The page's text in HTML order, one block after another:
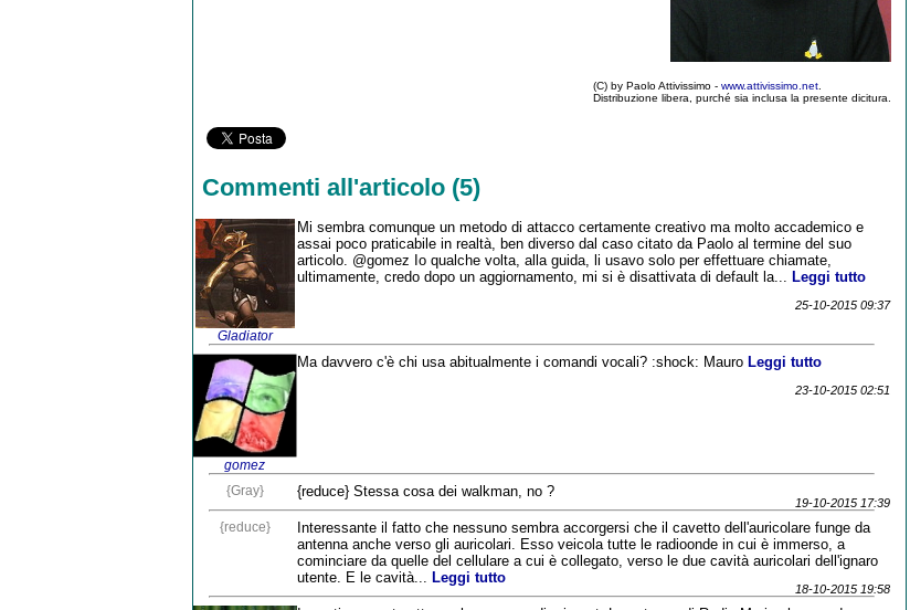
(C) by Paolo Attivissimo - www.attivissimo.net.
Distribuzione libera, purché sia inclusa la presente dicitura.
Commenti all'articolo (5)
Gladiator
Mi sembra comunque un metodo di attacco certamente creativo ma molto accademico e
assai poco praticabile in realtà, ben diverso dal caso citato da Paolo al termine del suo
articolo. @gomez Io qualche volta, alla guida, li usavo solo per effettuare chiamate,
ultimamente, credo dopo un aggiornamento, mi si è disattivata di default la...Leggi tutto
25-10-2015 09:37
gomez
Ma davvero c'è chi usa abitualmente i comandi vocali? :shock: MauroLeggi tutto
23-10-2015 02:51
{Gray} {reduce} Stessa cosa dei walkman, no ?
19-10-2015 17:39
{reduce}
Interessante il fatto che nessuno sembra accorgersi che il cavetto dell'auricolare funge da
antenna anche verso gli auricolari. Esso veicola tutte le radioonde in cui è immerso, a
cominciare da quelle del cellulare a cui è collegato, verso le due cavità auricolari dell'ignaro
utente. E le cavità... Leggi tutto
18-10-2015 19:58